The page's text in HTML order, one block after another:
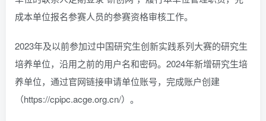
成本单位报名参赛人员的参赛资格审核工作。
2023年及以前参加过中国研究生创新实践系列大赛的研究生
培养单位，沿用之前的用户名和密码。2024年新增研究生培
养单位，通过官网链接申请单位账号，完成账户创建
（https://cpipc.acge.org.cn/）。